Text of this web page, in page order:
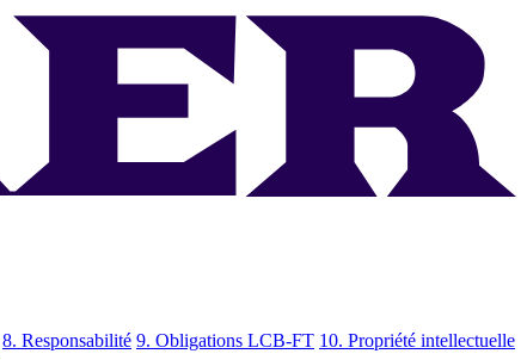
8. Responsabilité 9. Obligations LCB-FT 10. Propriété intellectuelle